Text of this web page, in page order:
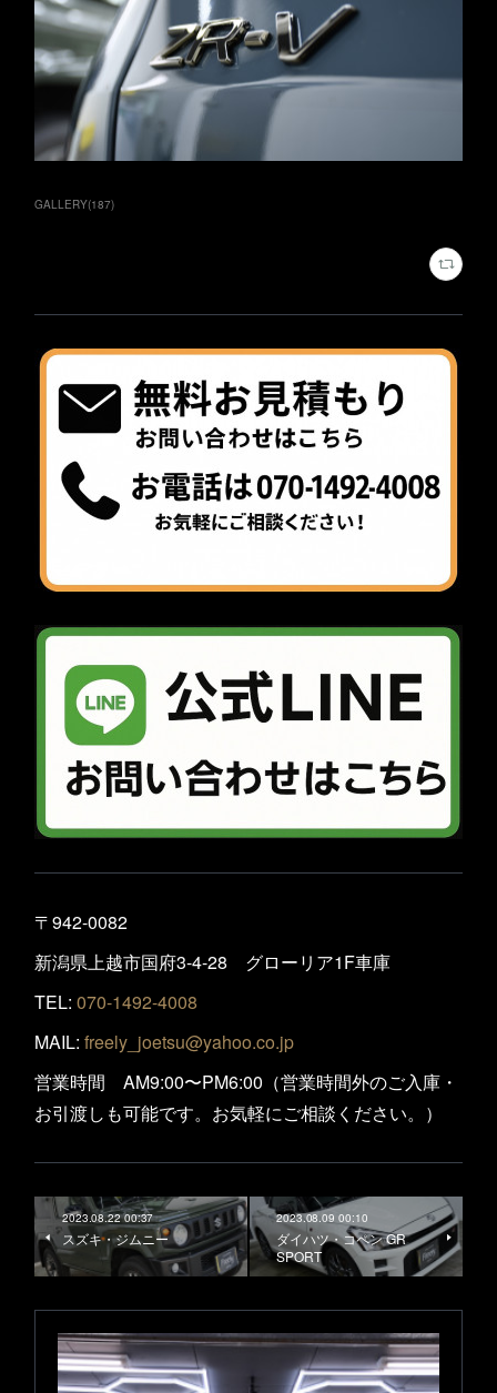
GALLERY(187)
〒942-0082
新潟県上越市国府3-4-28 グローリア1F車庫
TEL: 070-1492-4008
MAIL: freely_joetsu@yahoo.co.jp
営業時間 AM9:00〜PM6:00（営業時間外のご入庫・
お引渡しも可能です。お気軽にご相談ください。）
2023.08.22 00:37
スズキ・ジムニー
2023.08.09 00:10
ダイハツ・コペン GR
SPORT